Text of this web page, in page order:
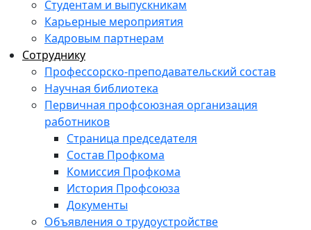
Студентам и выпускникам
Карьерные мероприятия
Кадровым партнерам
Сотруднику
Профессорско-преподавательский состав
Научная библиотека
Первичная профсоюзная организация
работников
Страница председателя
Состав Профкома
Комиссия Профкома
История Профсоюза
Документы
Объявления о трудоустройстве